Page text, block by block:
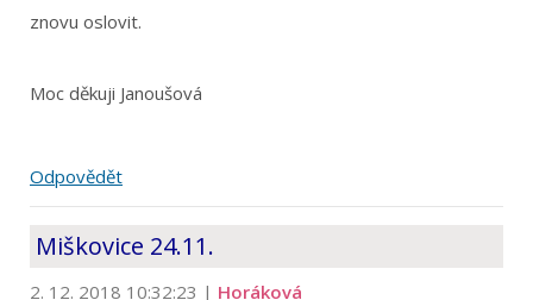
znovu oslovit.
Moc děkuji Janoušová
Odpovědět
Miškovice 24.11.
2. 12. 2018 10:32:23 | Horáková